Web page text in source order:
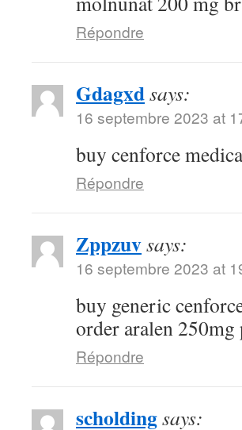
Répondre
Gdagxdsays:
16 septembre 2023 at
buy cenforce
Répondre
Zppzuvsays:
16 septembre 2023 at
buy generic
order aralen
Répondre
scholdingsays: